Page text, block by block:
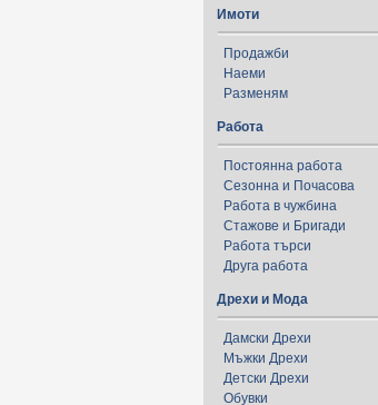
Имоти
Продажби
Наеми
Разменям
Работа
Постоянна работа
Сезонна и Почасова
Работа в чужбина
Стажове и Бригади
Работа търси
Друга работа
Дрехи и Мода
Дамски Дрехи
Мъжки Дрехи
Детски Дрехи
Обувки